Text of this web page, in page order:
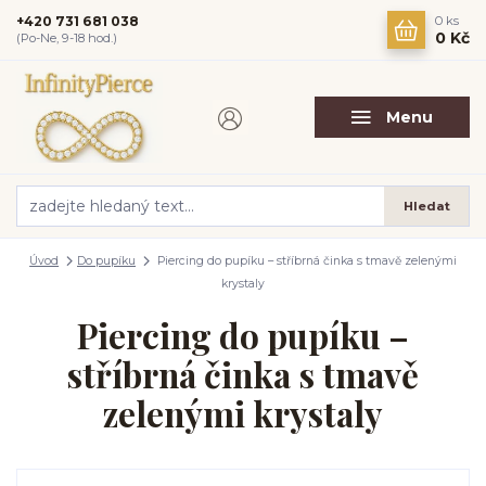
Menu
Hledat
+420 731 681 038
(Po-Ne, 9-18 hod.)
0 ks
0 Kč
Úvod Do pupíku
Piercing do pupíku – stříbrná činka s tmavě zelenými
krystaly
Piercing do pupíku –
stříbrná činka s tmavě
zelenými krystaly